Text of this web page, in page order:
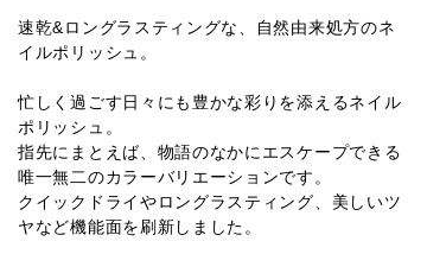
029C 042C 030S 031C 033PR
034PR 035SP
速乾&ロングラスティングな、自然由来処方のネ
イルポリッシュ。
忙しく過ごす日々にも豊かな彩りを添えるネイル
ポリッシュ。
指先にまとえば、物語のなかにエスケープできる
唯一無二のカラーバリエーションです。
クイックドライやロングラスティング、美しいツ
ヤなど機能面を刷新しました。